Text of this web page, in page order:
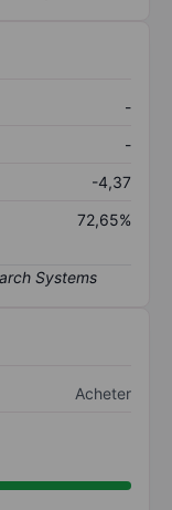
-
-
-4,37
72,65%
Acheter